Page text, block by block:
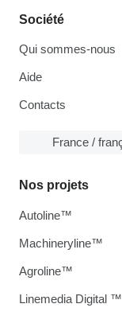
Société
Qui sommes-nous
Aide
Contacts
France /
Nos projets
Autoline™
Machineryline™
Agroline™
Linemedia Digital ™